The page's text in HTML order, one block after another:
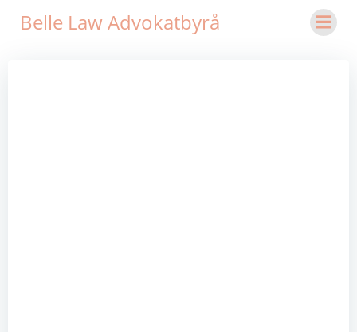
till
Belle Law Advokatbyrå